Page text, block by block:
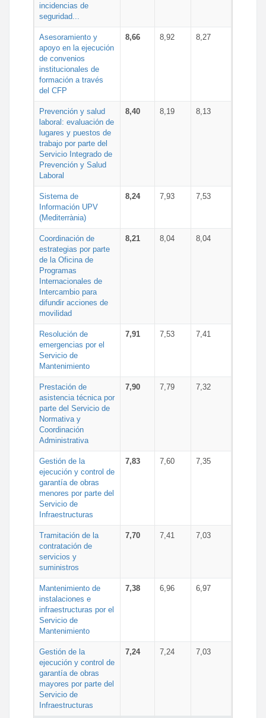
incidencias de
seguridad...
Asesoramiento y
apoyo en la ejecución
de convenios
institucionales de
formación a través
del CFP
8,66 8,92 8,27
Prevención y salud
laboral: evaluación de
lugares y puestos de
trabajo por parte del
Servicio Integrado de
Prevención y Salud
Laboral
8,40 8,19 8,13
Sistema de
Información UPV
(Mediterrània)
8,24 7,93 7,53
Coordinación de
estrategias por parte
de la Oficina de
Programas
Internacionales de
Intercambio para
difundir acciones de
movilidad
8,21 8,04 8,04
Resolución de
emergencias por el
Servicio de
Mantenimiento
7,91 7,53 7,41
Prestación de
asistencia técnica por
parte del Servicio de
Normativa y
Coordinación
Administrativa
7,90 7,79 7,32
Gestión de la
ejecución y control de
garantía de obras
menores por parte del
Servicio de
Infraestructuras
7,83 7,60 7,35
Tramitación de la
contratación de
servicios y
suministros
7,70 7,41 7,03
Mantenimiento de
instalaciones e
infraestructuras por el
Servicio de
Mantenimiento
7,38 6,96 6,97
Gestión de la
ejecución y control de
garantía de obras
mayores por parte del
Servicio de
Infraestructuras
7,24 7,24 7,03